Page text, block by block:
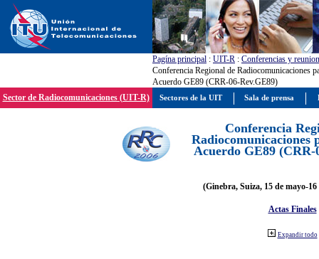
Pagína principal : UIT-R : Conferencias y
Conferencia Regional de Radiocomunicaciones
Acuerdo GE89 (CRR-06-Rev.GE89)
Sector de Radiocomunicaciones (UIT-R)
Conferencia
Radiocomunicaciones
Acuerdo GE89 (CRR-
(Ginebra, Suiza, 15 de mayo-
Actas Finales
Expandir todo
Sectores de la UIT Sala de prensa